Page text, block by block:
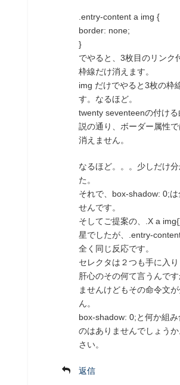
.entry-content a img {
border: none;
}
でやると、3枚目のリンク
枠線だけ消えます。
img だけでやると3枚の枠
す。なるほど。
twenty seventeenの付け
説の通り、ボーダー属性
消えません。
なるほど。。。少しだけ
た。
それで、box-shadow: 0;は
せんです。
そしてご提案の、.X a
星でしたが、.entry-
全く同じ反応です。
セレクタは２つも手に入り
肝心のその何て言うんで
ませんけどもその命令文
ん。
box-shadow: 0;と何か組み
のはありませんでしょう
さい。
返信